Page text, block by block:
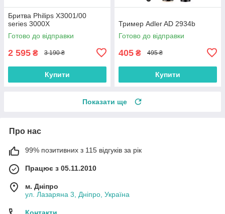
Бритва Philips X3001/00
series 3000X
Готово до відправки
2 595 ₴ 3 190 ₴
Купити
Тример Adler AD 2934b
Готово до відправки
405 ₴ 495 ₴
Купити
Показати ще
Про нас
99% позитивних з 115 відгуків за рік
Працює з 05.11.2010
м. Дніпро
ул. Лазаряна 3, Дніпро, Україна